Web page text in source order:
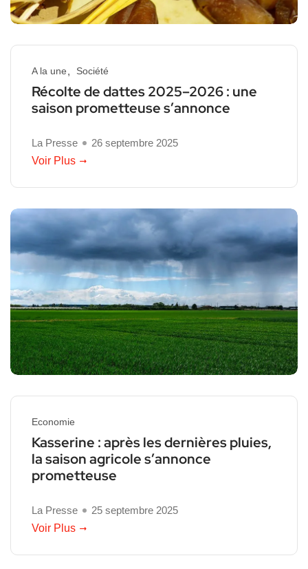
A la une Société
Récolte de dattes 2025–2026 : une
saison prometteuse s’annonce
La Presse
26 septembre 2025
Voir Plus
Economie
Kasserine : après les dernières pluies,
la saison agricole s’annonce
prometteuse
La Presse
25 septembre 2025
Voir Plus